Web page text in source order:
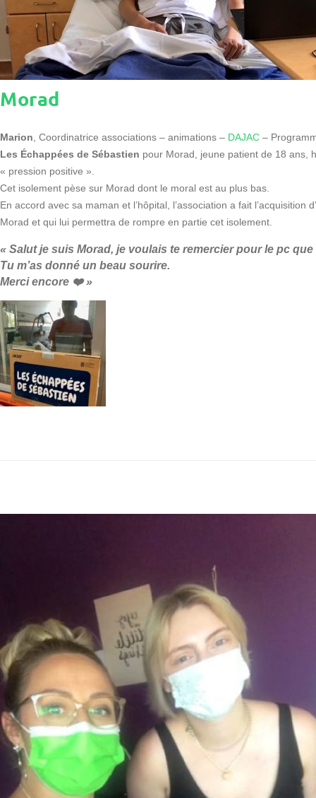
Morad
Marion , Coordinatrice associations – animations – DAJAC –
Les Échappées de Sébastien pour Morad, jeune patient de 18 ans,
« pression positive ».
Cet isolement pèse sur Morad dont le moral est au plus bas.
En accord avec sa maman et l’hôpital, l’association a fait l’acquisition
Morad et qui lui permettra de rompre en partie cet isolement.
« Salut je suis Morad, je voulais te remercier pour le pc que
Tu m’as donné un beau sourire.
Merci encore ❤️»